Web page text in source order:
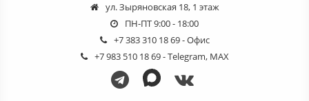
ул. Зыряновская 18, 1 этаж
ПН-ПТ 9:00 - 18:00
+7 383 310 18 69- Офис
+7 983 510 18 69- Telegram, MAX